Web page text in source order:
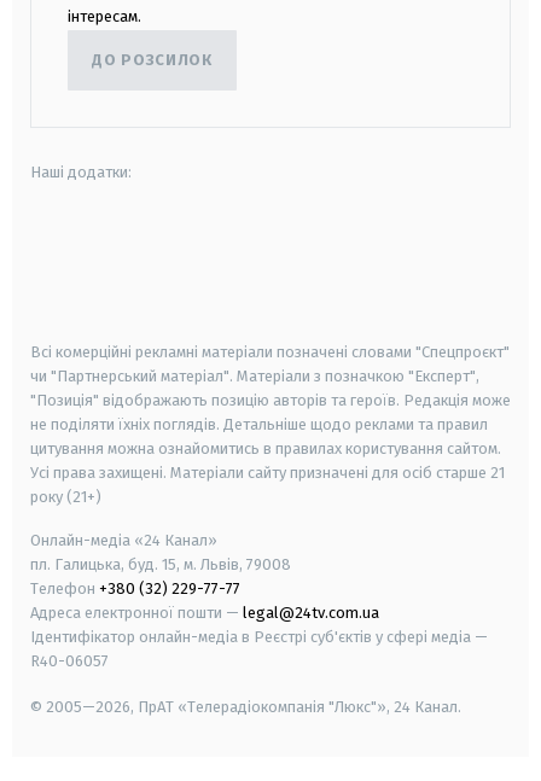
інтересам.
ДО РОЗСИЛОК
Наші додатки:
Всі комерційні рекламні матеріали позначені словами "Спецпроєкт"
чи "Партнерський матеріал". Матеріали з позначкою "Експерт",
"Позиція" відображають позицію авторів та героїв. Редакція може
не поділяти їхніх поглядів. Детальніше щодо реклами та правил
цитування можна ознайомитись в правилах користування сайтом.
Усі права захищені. Матеріали сайту призначені для осіб старше 21
року (21+)
Онлайн-медіа «24 Канал»
пл. Галицька, буд. 15, м. Львів, 79008
Телефон +380 (32) 229-77-77
Адреса електронної пошти — legal@24tv.com.ua
Ідентифікатор онлайн-медіа в Реєстрі суб'єктів у сфері медіа —
R40-06057
© 2005—2026, ПрАТ «Телерадіокомпанія "Люкс"», 24 Канал.